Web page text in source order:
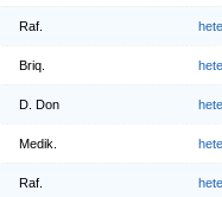
Raf.
Briq.
D. Don
Medik.
Raf.